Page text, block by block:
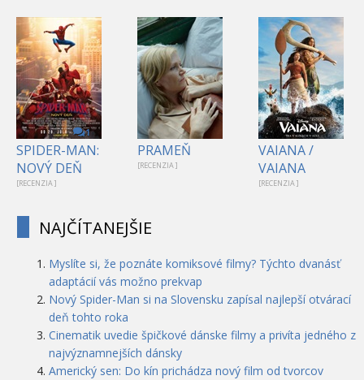
1
SPIDER-MAN:
NOVÝ DEŇ
[RECENZIA ]
PRAMEŇ
[RECENZIA ]
VAIANA /
VAIANA
[RECENZIA ]
NAJČÍTANEJŠIE
Myslíte si, že poznáte komiksové filmy? Týchto dvanásť
adaptácií vás možno prekvap
Nový Spider-Man si na Slovensku zapísal najlepší otvárací
deň tohto roka
Cinematik uvedie špičkové dánske filmy a privíta jedného z
najvýznamnejších dánsky
Americký sen: Do kín prichádza nový film od tvorcov